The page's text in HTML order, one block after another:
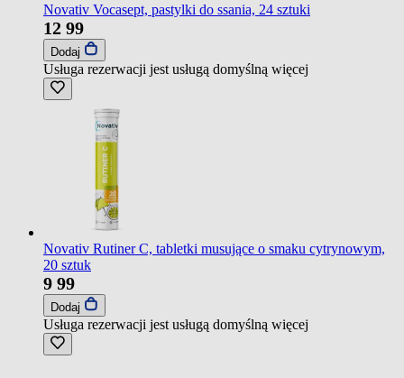
Novativ Vocasept, pastylki do ssania, 24 sztuki
12 99
Dodaj
Usługa rezerwacji jest usługą domyślną więcej
Novativ Rutiner C, tabletki musujące o smaku cytrynowym,
20 sztuk
9 99
Dodaj
Usługa rezerwacji jest usługą domyślną więcej